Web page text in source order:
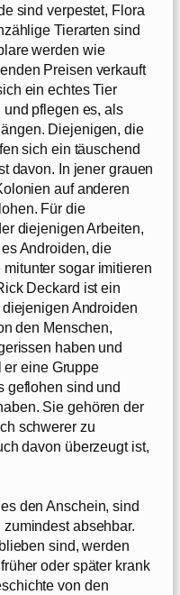
sind verpestet, Flora
Tierarten sind
werden wie
Preisen verkauft
ein echtes Tier
pflegen es, als
Diejenigen, die
sich ein täuschend
davon. In jener grauen
auf anderen
Für die
diejenigen Arbeiten,
Androiden, die
sogar imitieren
Deckard ist ein
Androiden
den Menschen,
haben und
er eine Gruppe
geflohen sind und
Sie gehören der
schwerer zu
davon überzeugt ist,
den Anschein, sind
absehbar.
sind, werden
oder später krank
von den